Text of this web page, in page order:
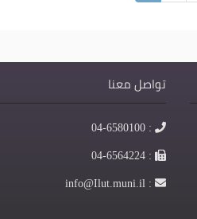
تواصل معنا
الهاتف: 04-6580100
الفاكس: 04-6564224
البريد: info@Ilut.muni.il